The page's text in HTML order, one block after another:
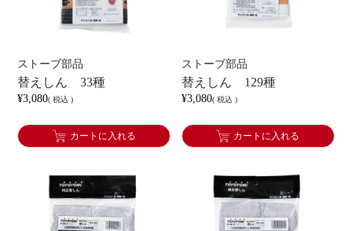
ストーブ部品
替えしん 33種
¥3,080 税込
カートに入れる
ストーブ部品
替えしん 129種
¥3,080 税込
カートに入れる